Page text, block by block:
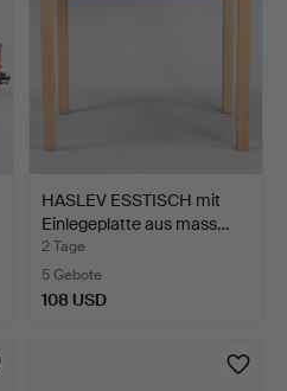
HASLEV ESSTISCH mit
Einlegeplatte aus mass…
2 Tage
5 Gebote
108 USD